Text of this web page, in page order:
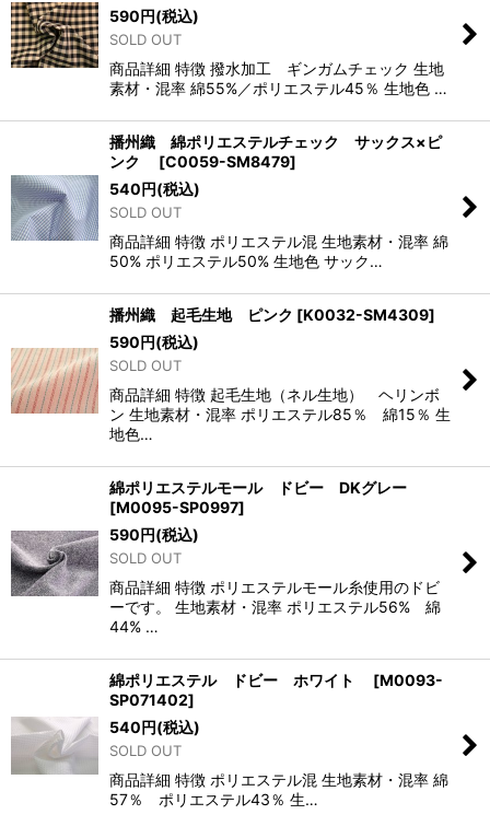
590円(税込)
SOLD OUT
商品詳細 特徴 撥水加工 ギンガムチェック 生地
素材・混率 綿55%／ポリエステル45％ 生地色 …
播州織 綿ポリエステルチェック サックス×ピ
ンク
[C0059-SM8479]
540円(税込)
SOLD OUT
商品詳細 特徴 ポリエステル混 生地素材・混率 綿
50% ポリエステル50% 生地色 サック…
播州織 起毛生地 ピンク [K0032-SM4309]
590円(税込)
SOLD OUT
商品詳細 特徴 起毛生地（ネル生地） ヘリンボ
ン 生地素材・混率 ポリエステル85％ 綿15％ 生
地色…
綿ポリエステルモール ドビー DKグレー
[M0095-SP0997]
590円(税込)
SOLD OUT
商品詳細 特徴 ポリエステルモール糸使用のドビ
ーです。 生地素材・混率 ポリエステル56% 綿
44% …
綿ポリエステル ドビー ホワイト [M0093-
SP071402]
540円(税込)
SOLD OUT
商品詳細 特徴 ポリエステル混 生地素材・混率 綿
57％ ポリエステル43％ 生…